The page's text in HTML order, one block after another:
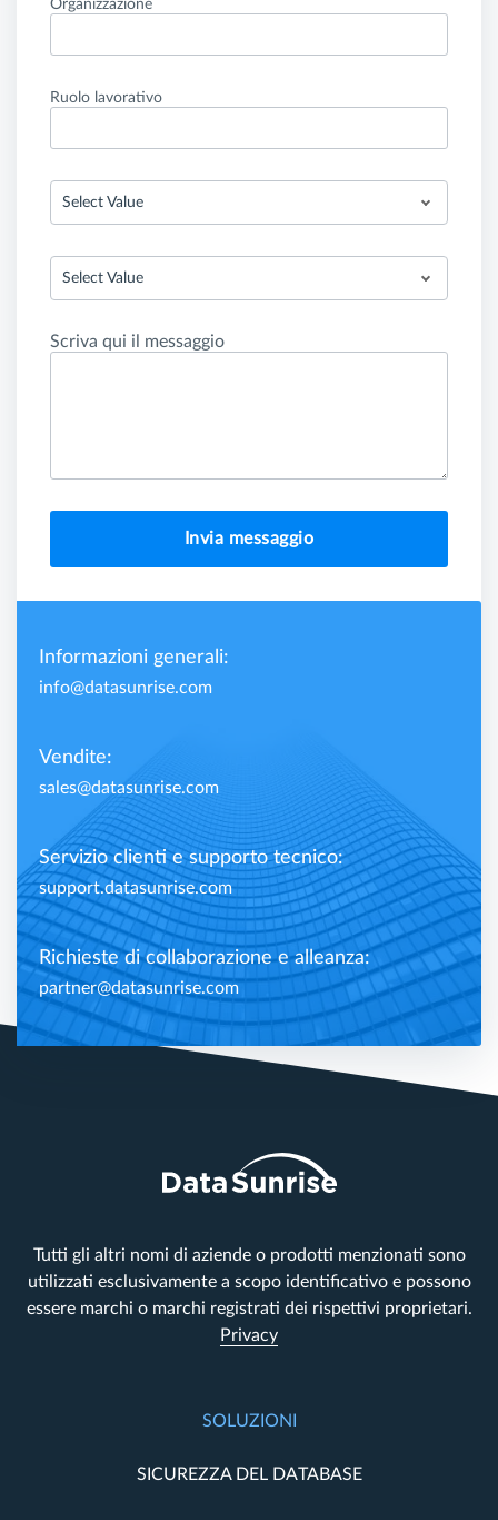
Organizzazione
Ruolo lavorativo
Select Value
Select Value
Scriva qui il messaggio
Invia messaggio
Informazioni generali:
info@datasunrise.com
Vendite:
sales@datasunrise.com
Servizio clienti e supporto tecnico:
support.datasunrise.com
Richieste di collaborazione e alleanza:
partner@datasunrise.com
Tutti gli altri nomi di aziende o prodotti menzionati sono
utilizzati esclusivamente a scopo identificativo e possono
essere marchi o marchi registrati dei rispettivi proprietari.
Privacy
SOLUZIONI
SICUREZZA DEL DATABASE